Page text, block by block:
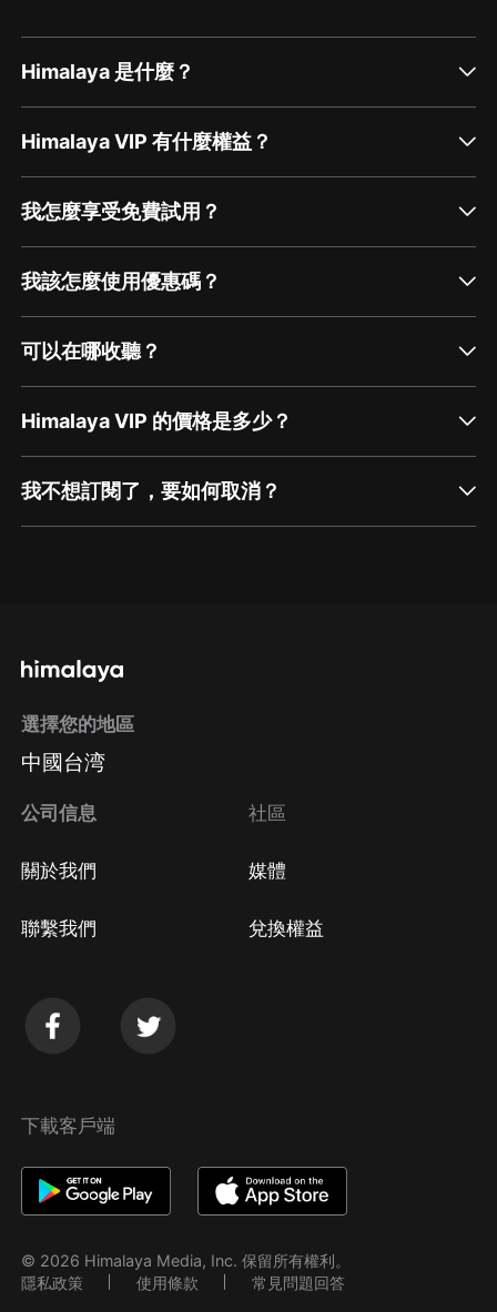
Himalaya 是什麼？
Himalaya VIP 有什麼權益？
我怎麼享受免費試用？
我該怎麼使用優惠碼？
可以在哪收聽？
Himalaya VIP 的價格是多少？
我不想訂閱了，要如何取消？
方法 Google Play取消訂閱方法
選擇您的地區
中國台湾
公司信息
關於我們
聯繫我們
社區
媒體
兌換權益
下載客戶端
© 2026 Himalaya Media, Inc. 保留所有權利。
隱私政策
使用條款 常見問題回答